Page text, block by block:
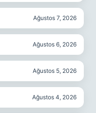
Ağustos 7, 2026
Ağustos 6, 2026
Ağustos 5, 2026
Ağustos 4, 2026